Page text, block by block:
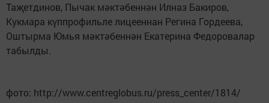
Таҗетдинов, Пычак мәктәбеннән Илназ Бакиров,
Кукмара күппрофильле лицееннан Регина Гордеева,
Оштырма Юмья мәктәбеннән Екатерина Федоровалар
табылды.
фото: http://www.centreglobus.ru/press_center/1814/